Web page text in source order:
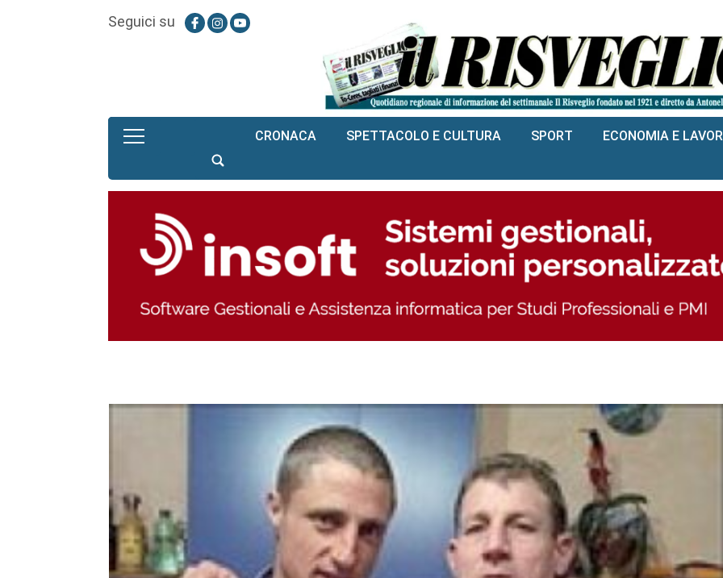
Seguici su
CRONACA SPETTACOLO E CULTURA SPORT ECONOMIA E